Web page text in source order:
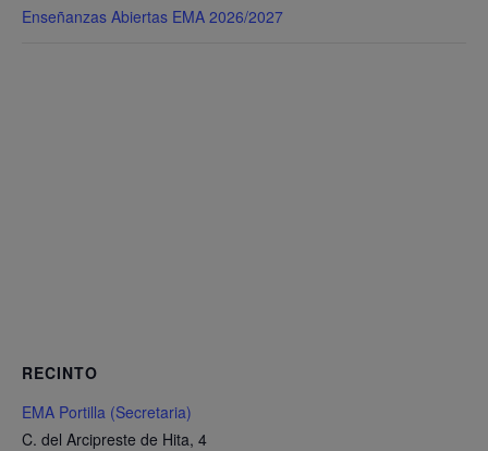
Enseñanzas Abiertas EMA 2026/2027
RECINTO
EMA Portilla (Secretaria)
C. del Arcipreste de Hita, 4